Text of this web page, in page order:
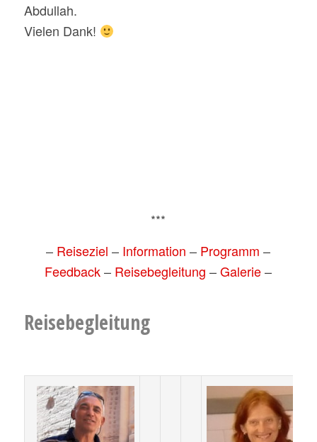
Abdullah.
Vielen Dank!
***
– Reiseziel – Information – Programm –
Feedback– Reisebegleitung –Galerie–
Reisebegleitung